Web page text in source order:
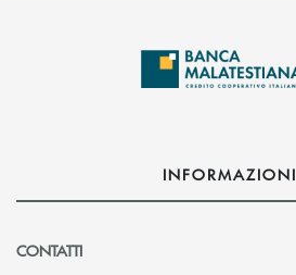
INFORMAZIONI
CONTATTI